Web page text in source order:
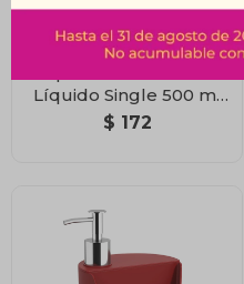
Líquido Single 500 ml
Negro
$ 172